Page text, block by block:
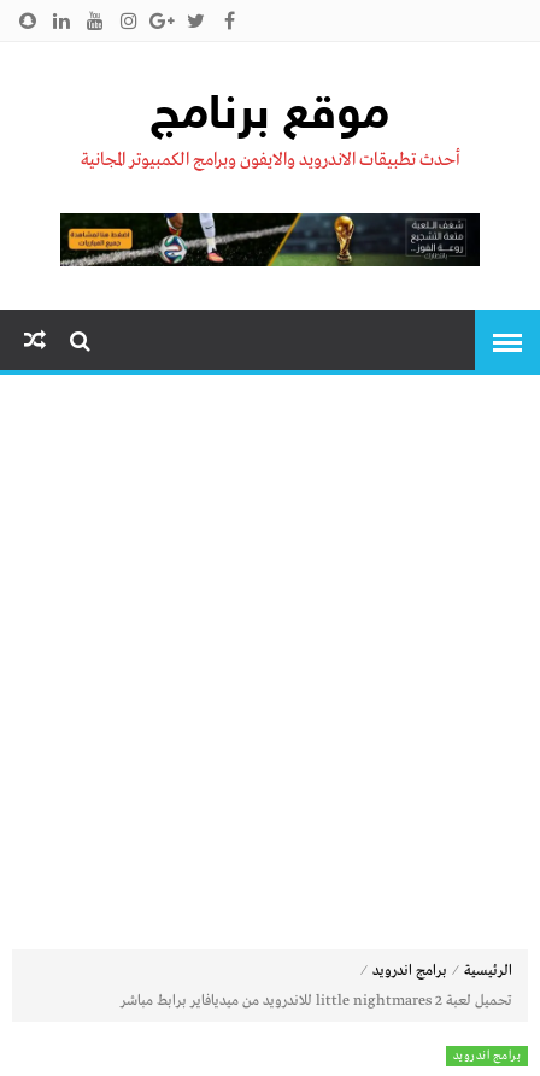
موقع برنامج
أحدث تطبيقات الاندرويد والايفون وبرامج الكمبيوتر المجانية
الرئيسية ⁄ برامج اندرويد ⁄
تحميل لعبة little nightmares 2 للاندرويد من ميديافاير برابط مباشر
برامج اندرويد